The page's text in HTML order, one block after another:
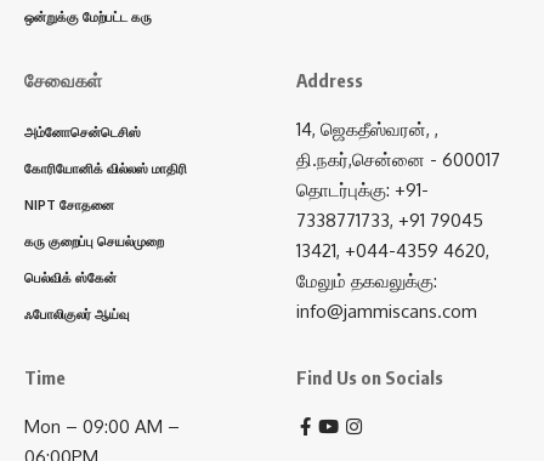
ஒன்றுக்கு மேற்பட்ட கரு
சேவைகள்
அம்னோசென்டெசிஸ்
கோரியோனிக் வில்லஸ் மாதிரி
NIPT சோதனை
கரு குறைப்பு செயல்முறை
பெல்விக் ஸ்கேன்
ஃபோலிகுலர் ஆய்வு
Address
14, ஜெகதீஸ்வரன், ,
தி.நகர்,சென்னை - 600017
தொடர்புக்கு: +91-
7338771733, +91 79045
13421, +044-4359 4620,
மேலும் தகவலுக்கு:
info@jammiscans.com
Time
Mon – 09:00 AM –
Find Us on Socials